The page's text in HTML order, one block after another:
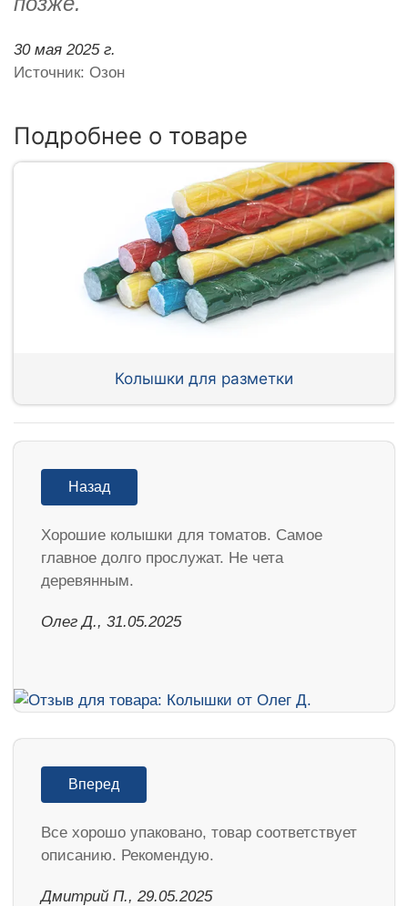
30 мая 2025 г.
Источник: Озон
Подробнее о товаре
Колышки для разметки
Назад
Хорошие колышки для томатов. Самое
главное долго прослужат. Не чета
деревянным.
Олег Д., 31.05.2025
Вперед
Все хорошо упаковано, товар соответствует
описанию. Рекомендую.
Дмитрий П., 29.05.2025